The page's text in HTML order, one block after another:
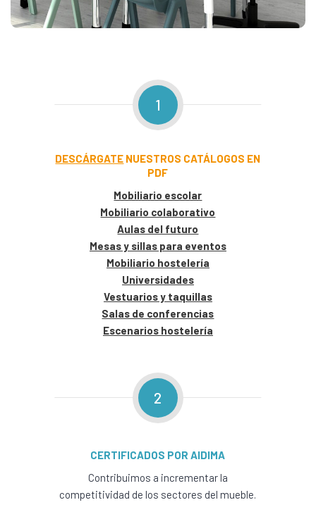
1
DESCÁRGATE NUESTROS CATÁLOGOS EN
PDF
Mobiliario escolar
Mobiliario colaborativo
Aulas del futuro
Mesas y sillas para eventos
Mobiliario hostelería
Universidades
Vestuarios y taquillas
Salas de conferencias
Escenarios hostelería
2
CERTIFICADOS POR AIDIMA
Contribuimos a incrementar la
competitividad de los sectores del mueble.